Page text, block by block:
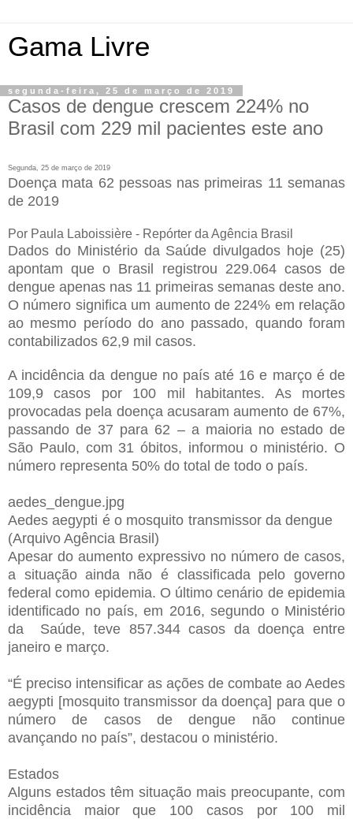
Gama Livre
segunda-feira, 25 de março de 2019
Casos de dengue crescem 224% no
Brasil com 229 mil pacientes este ano
Segunda, 25 de março de 2019
Doença mata 62 pessoas nas primeiras 11 semanas
de 2019
Por Paula Laboissière - Repórter da Agência Brasil
Dados do Ministério da Saúde divulgados hoje (25)
apontam que o Brasil registrou 229.064 casos de
dengue apenas nas 11 primeiras semanas deste ano.
O número significa um aumento de 224% em relação
ao mesmo período do ano passado, quando foram
contabilizados 62,9 mil casos.
A incidência da dengue no país até 16 e março é de
109,9 casos por 100 mil habitantes. As mortes
provocadas pela doença acusaram aumento de 67%,
passando de 37 para 62 – a maioria no estado de
São Paulo, com 31 óbitos, informou o ministério. O
número representa 50% do total de todo o país.
aedes_dengue.jpg
Aedes aegypti é o mosquito transmissor da dengue
(Arquivo Agência Brasil)
Apesar do aumento expressivo no número de casos,
a situação ainda não é classificada pelo governo
federal como epidemia. O último cenário de epidemia
identificado no país, em 2016, segundo o Ministério
da Saúde, teve 857.344 casos da doença entre
janeiro e março.
“É preciso intensificar as ações de combate ao Aedes
aegypti [mosquito transmissor da doença] para que o
número de casos de dengue não continue
avançando no país”, destacou o ministério.
Estados
Alguns estados têm situação mais preocupante, com
incidência maior que 100 casos por 100 mil